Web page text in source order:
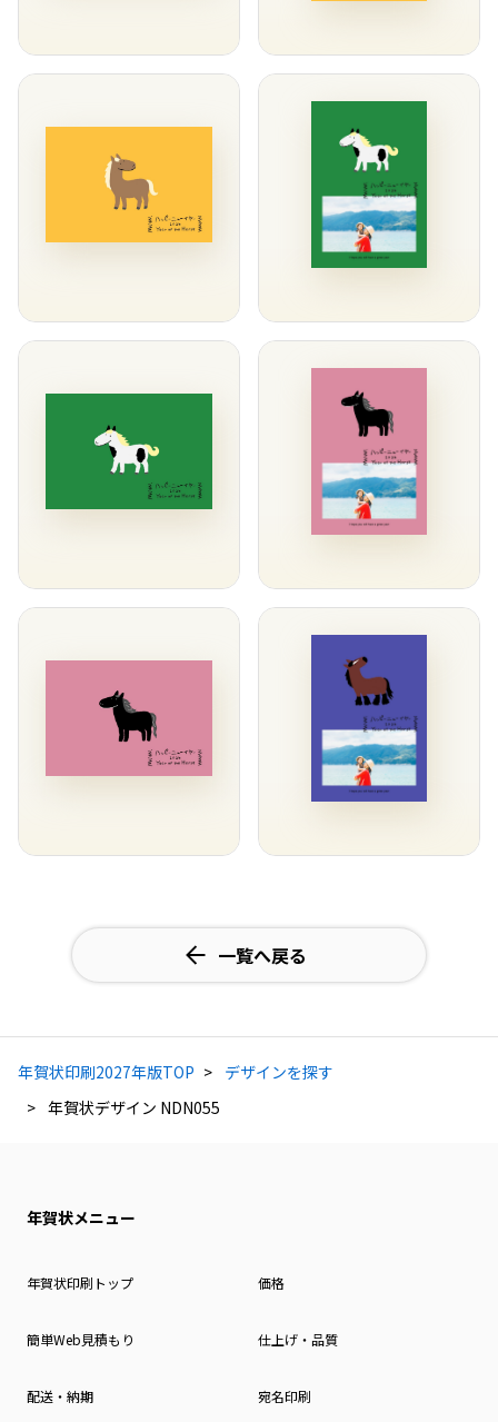
一覧へ戻る
年賀状印刷2027年版TOP
デザインを探す
年賀状デザイン NDN055
年賀状メニュー
年賀状印刷トップ 価格
簡単Web見積もり 仕上げ・品質
配送・納期 宛名印刷